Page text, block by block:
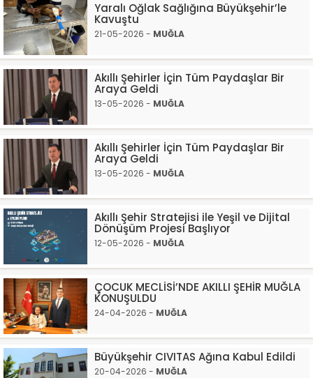
Yaralı Oğlak Sağlığına Büyükşehir’le
Kavuştu
21-05-2026 - MUĞLA
Akıllı Şehirler İçin Tüm Paydaşlar Bir
Araya Geldi
13-05-2026 - MUĞLA
Akıllı Şehirler İçin Tüm Paydaşlar Bir
Araya Geldi
13-05-2026 - MUĞLA
Akıllı Şehir Stratejisi ile Yeşil ve Dijital
Dönüşüm Projesi Başlıyor
12-05-2026 - MUĞLA
ÇOCUK MECLİSİ’NDE AKILLI ŞEHİR MUĞLA
KONUŞULDU
24-04-2026 - MUĞLA
Büyükşehir CIVITAS Ağına Kabul Edildi
20-04-2026 - MUĞLA